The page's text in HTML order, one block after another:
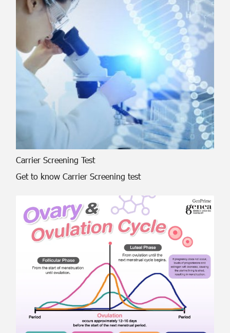
Carrier Screening Test
Get to know Carrier Screening test